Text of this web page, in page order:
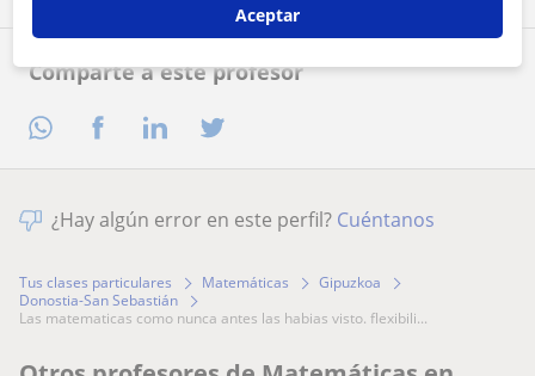
Comparte a este profesor
¿Hay algún error en este perfil? Cuéntanos
Tus clases particulares Matemáticas
Gipuzkoa
Donostia-San Sebastián
las matematicas como nunca antes las habias visto. flexibili...
Aceptar